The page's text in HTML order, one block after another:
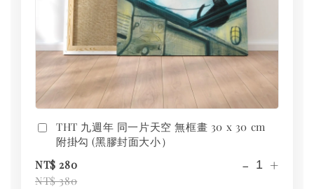
THT 九週年 同一片天空 無框畫 30 x 30 cm
附掛勾 (黑膠封面大小）
NT$ 280
NT$ 380
- +